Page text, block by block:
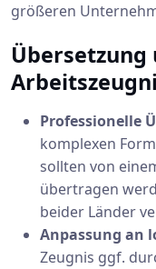
größeren
Übersetzung
Professionelle
komplexen
sollten von
übertragen
beider Länder
Anpassung an
Zeugnis ggf.